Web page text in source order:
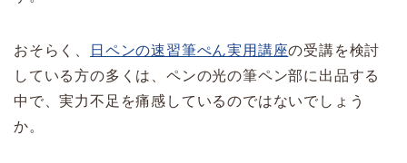
おそらく、 日ペンの速習筆ぺん実用講座の受講を検討
している方の多くは、ペンの光の筆ペン部に出品する
中で、実力不足を痛感しているのではないでしょう
か。